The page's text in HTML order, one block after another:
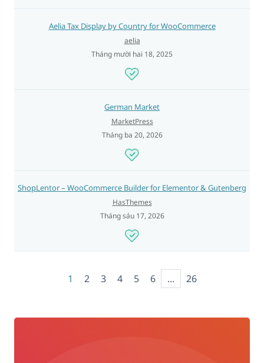
Aelia Tax Display by Country for WooCommerce
aelia
Tháng mười hai 18, 2025
German Market
MarketPress
Tháng ba 20, 2026
ShopLentor – WooCommerce Builder for Elementor & Gutenberg
HasThemes
Tháng sáu 17, 2026
1 2 3 4 5 6 ... 26